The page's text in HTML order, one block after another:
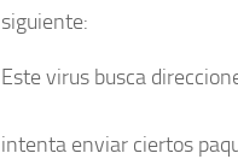
siguiente:
Este virus busca
intenta enviar ciertos